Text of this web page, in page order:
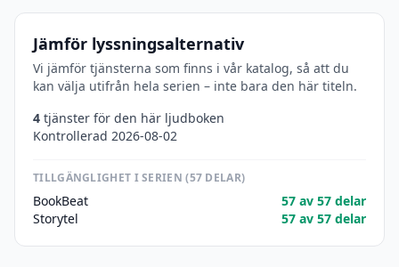
Jämför lyssningsalternativ
Vi jämför tjänsterna som finns i vår katalog, så att du
kan välja utifrån hela serien – inte bara den här titeln.
4 tjänster för den här ljudboken
Kontrollerad 2026-08-02
TILLGÄNGLIGHET I SERIEN (57 DELAR)
BookBeat
57 av 57 delar
Storytel
57 av 57 delar